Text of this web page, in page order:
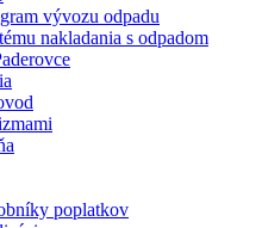
vývozu odpadu
nakladania s odpadom
poplatkov